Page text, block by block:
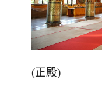
(正殿)